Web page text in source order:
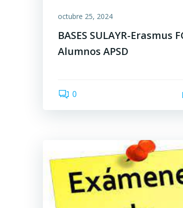
octubre 25, 2024
BASES SULAYR-Erasmus
Alumnos APSD
0